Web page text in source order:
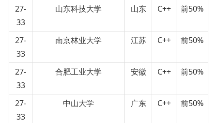
27-
33
山东科技大学 山东 C++ 前50%
27-
33
南京林业大学 江苏 C++ 前50%
27-
33
合肥工业大学 安徽 C++ 前50%
27-
33
中山大学 广东 C++ 前50%